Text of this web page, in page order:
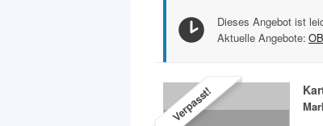
Dieses Angebot ist
Aktuelle Angebote:
Verpasst!